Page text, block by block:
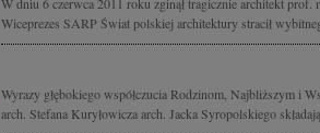
Wiceprezes SARP Świat polskiej architektury stracił
Wyrazy głębokiego współczucia Rodzinom, Najbliższym i
arch. Stefana Kuryłowicza arch. Jacka Syropolskiego składają